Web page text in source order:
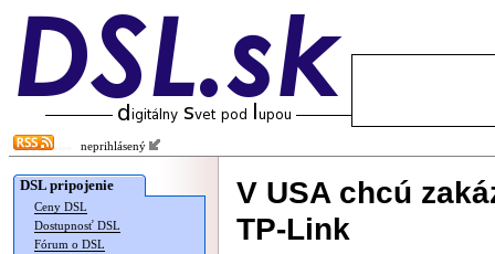
neprihlásený
DSL pripojenie
Ceny DSL
Dostupnosť DSL
Fórum o DSL
V USA chcú
TP-Link